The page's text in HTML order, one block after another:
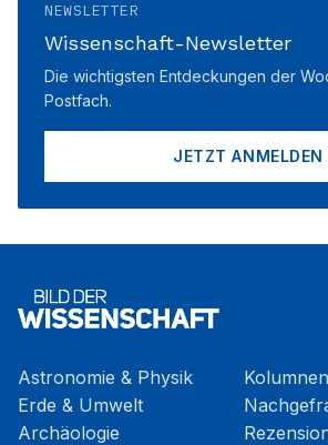
NEWSLETTER
Wissenschaft-Newsletter
Die wichtigsten Entdeckungen der
Postfach.
JETZT ANMELDEN
Astronomie & Physik
Erde & Umwelt
Archäologie
Kolumnen